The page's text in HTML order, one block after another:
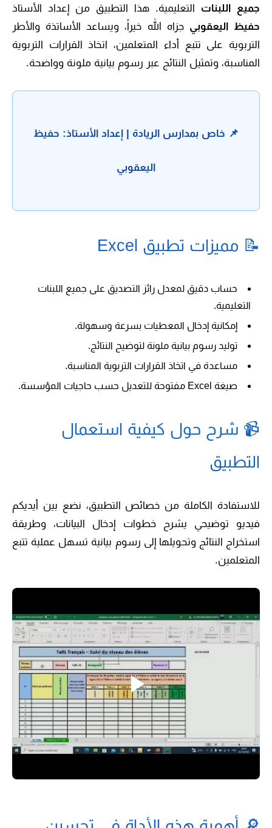
جميع اللبنات التعليمية. هذا التطبيق من إعداد الأستاذ
حفيظ اليعقوبي جزاه الله خيراً، ويساعد الأساتذة والأطر
التربوية على تتبع أداء المتعلمين، اتخاذ القرارات التربوية
المناسبة، وتمثيل النتائج عبر رسوم بيانية ملونة وواضحة.
📌 خاص بمدارس الريادة | إعداد الأستاذ: حفيظ
اليعقوبي
📝 مميزات تطبيق Excel
حساب دقيق لمعدل رائز التصديق على جميع اللبنات
التعليمية.
إمكانية إدخال المعطيات بسرعة وسهولة.
توليد رسوم بيانية ملونة لتوضيح النتائج.
مساعدة في اتخاذ القرارات التربوية المناسبة.
صيغة Excel مفتوحة للتعديل حسب حاجيات المؤسسة.
📹 شرح حول كيفية استعمال
التطبيق
للاستفادة الكاملة من خصائص التطبيق، نضع بين أيديكم
فيديو توضيحي يشرح خطوات إدخال البيانات، وطريقة
استخراج النتائج وتحويلها إلى رسوم بيانية تسهل عملية تتبع
المتعلمين.